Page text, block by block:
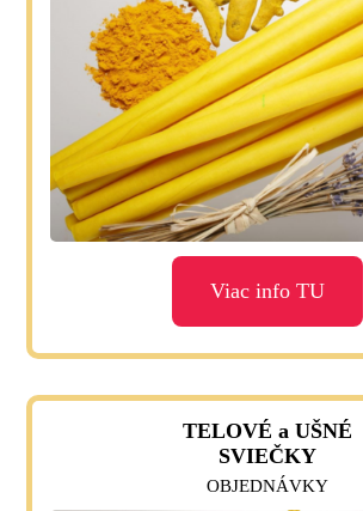
Viac info TU
TELOVÉ a UŠNÉ
SVIEČKY
OBJEDNÁVKY